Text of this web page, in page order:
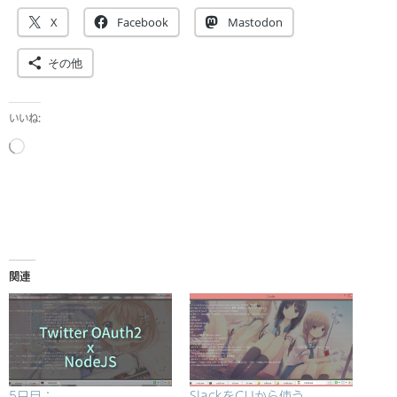
X Facebook Mastodon
その他
いいね:
読
関連